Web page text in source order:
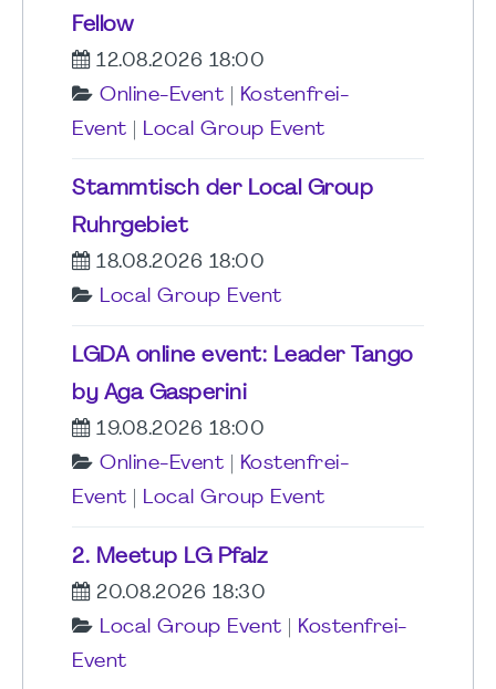
Fellow
12.08.2026 18:00
Online-Event
Kostenfrei-
Event
Local Group Event
Stammtisch der Local Group
Ruhrgebiet
18.08.2026 18:00
Local Group Event
LGDA online event: Leader Tango
by Aga Gasperini
19.08.2026 18:00
Online-Event
Kostenfrei-
Event
Local Group Event
2. Meetup LG Pfalz
20.08.2026 18:30
Local Group Event
Kostenfrei-
Event